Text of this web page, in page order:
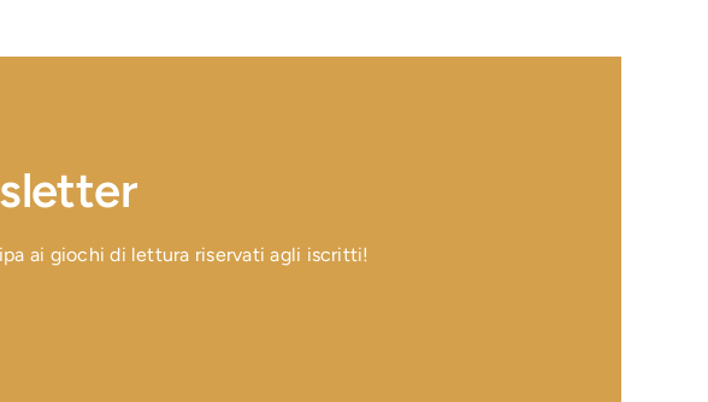
ai giochi di lettura riservati agli iscritti!